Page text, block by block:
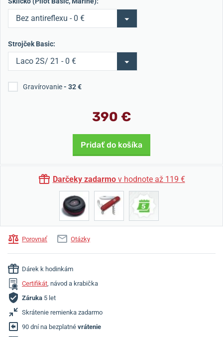
Bez antireflexu - 0 €
Strojček Basic:
Laco 2S/ 21 - 0 €
Gravírovanie- 32 €
390 €
Pridať do košíka
Darčeky zadarmov hodnote až 119 €
Porovnať Otázky
Dárek k hodinkám
Certifikát, návod a krabička
Záruka 5 let
Skrátenie remienka zadarmo
90 dní na bezplatné vrátenie